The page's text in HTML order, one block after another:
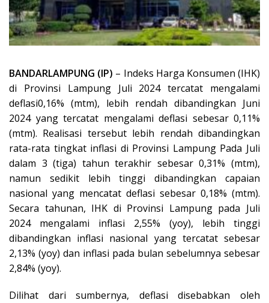
BANDARLAMPUNG (IP) – Indeks Harga Konsumen (IHK)
di Provinsi Lampung Juli 2024 tercatat mengalami
deflasi0,16% (mtm), lebih rendah dibandingkan Juni
2024 yang tercatat mengalami deflasi sebesar 0,11%
(mtm). Realisasi tersebut lebih rendah dibandingkan
rata-rata tingkat inflasi di Provinsi Lampung Pada Juli
dalam 3 (tiga) tahun terakhir sebesar 0,31% (mtm),
namun sedikit lebih tinggi dibandingkan capaian
nasional yang mencatat deflasi sebesar 0,18% (mtm).
Secara tahunan, IHK di Provinsi Lampung pada Juli
2024 mengalami inflasi 2,55% (yoy), lebih tinggi
dibandingkan inflasi nasional yang tercatat sebesar
2,13% (yoy) dan inflasi pada bulan sebelumnya sebesar
2,84% (yoy).
Dilihat dari sumbernya, deflasi disebabkan oleh